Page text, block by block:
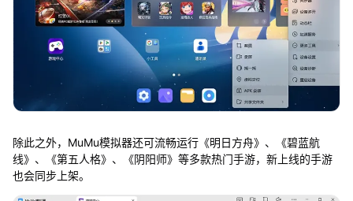
除此之外，MuMu模拟器还可流畅运行《明日方舟》、《碧蓝航
线》、《第五人格》、《阴阳师》等多款热门手游，新上线的手游
也会同步上架。